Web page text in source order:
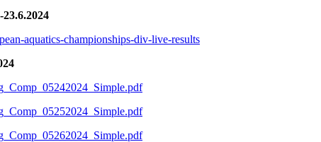
aquatics-championships-div-live-results